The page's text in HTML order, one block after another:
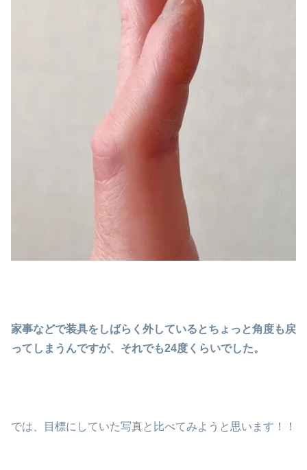
家事などで装具をしばらく外しているとちょっと角度も戻
ってしまうんですが、それでも24度くらいでした。
では、目標にしていた写真と比べてみようと思います！！